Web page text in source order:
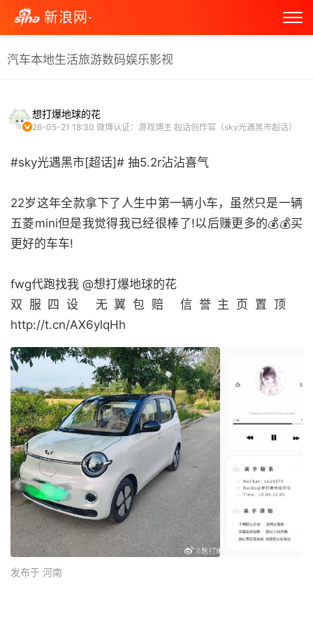
新浪网·
汽车本地生活旅游数码娱乐影视
想打爆地球的花
26-05-21 18:30 微博认证：游戏博主 超话创作官（sky光遇黑市超话）
#sky光遇黑市[超话]# 抽5.2r沾沾喜气
22岁这年全款拿下了人生中第一辆小车，虽然只是一辆
五菱mini但是我觉得我已经很棒了!以后赚更多的💰💰买
更好的车车!
fwg代跑找我 @想打爆地球的花
双服四设 无翼包赔 信誉主页置顶 ​
http://t.cn/AX6ylqHh ​
发布于 河南